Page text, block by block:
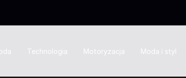
Technologia Motoryzacja Moda i styl